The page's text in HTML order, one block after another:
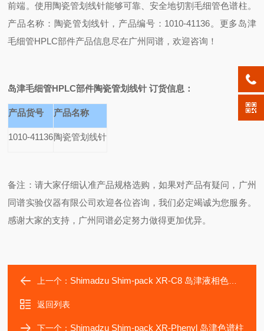
前端。使用陶瓷管划线针能够可靠、安全地切割毛细管色谱柱。
产品名称：陶瓷管划线针，产品编号：1010-41136。更多岛津
毛细管HPLC部件产品信息尽在广州同谱，欢迎咨询！
岛津毛细管HPLC部件陶瓷管划线针订货信息：
产品货号 产品名称
1010-41136陶瓷管划线针
备注：请大家仔细认准产品规格选购，如果对产品有疑问，广州
同谱实验仪器有限公司欢迎各位咨询，我们必定竭诚为您服务。
感谢大家的支持，广州同谱必定努力做得更加优异。
上一个： Shimadzu Shim-pack XR-C8 岛津液相色谱柱
返回列表
下一个： Shimadzu Shim-pack XR-Phenyl 岛津色谱柱